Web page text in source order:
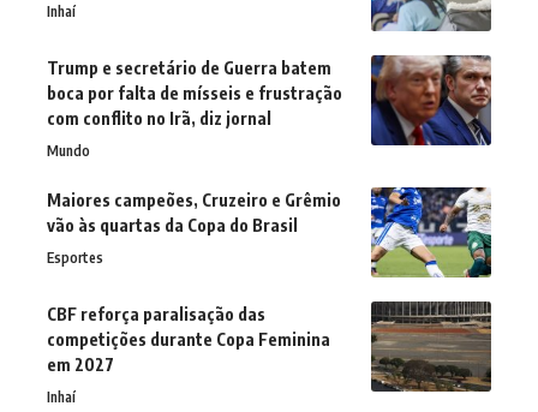
Inhaí
Trump e secretário de Guerra batem
boca por falta de mísseis e frustração
com conflito no Irã, diz jornal
Mundo
Maiores campeões, Cruzeiro e Grêmio
vão às quartas da Copa do Brasil
Esportes
CBF reforça paralisação das
competições durante Copa Feminina
em 2027
Inhaí